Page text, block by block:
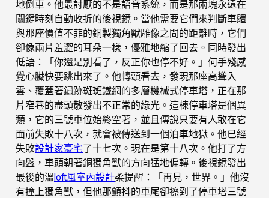
地倒車。他最討厭的不是語音系統，而是那兩塊永遠在
關鍵時刻自動收折的後視鏡。當他需要它們來判斷車體
與那座價值不菲的銅製獨角獸雕像之間的距離時，它們
卻像兩片羞澀的耳朵一樣，優雅地縮了回去。同時發出
低語：「你還是別看了，反正你也停不好。」何手殘感
覺心臟快要跳出來了。他轉頭看去，發現那座高聳入
雲、覆蓋著鏽跡斑斑鐵網的多層機械式停車塔，正在那
片窄巷的盡頭散發出不正常的綠光。這棟停車塔是個異
類，它的三號車位始終空著，並且傳說只要有人敢在它
面前失敗十八次，就會被傳送到一個泊車地獄。他已經
失敗設計家豪宅了十七次。現在是第十八次。他打了方
向盤，車頭朝著銅獨角獸的方向猛地偏轉。後視鏡發出
最後的溫loft風室內設計柔提醒：「再見，世界。」他沒
有撞上獨角獸，但他那顫抖的車尾卻擦到了停車塔三號